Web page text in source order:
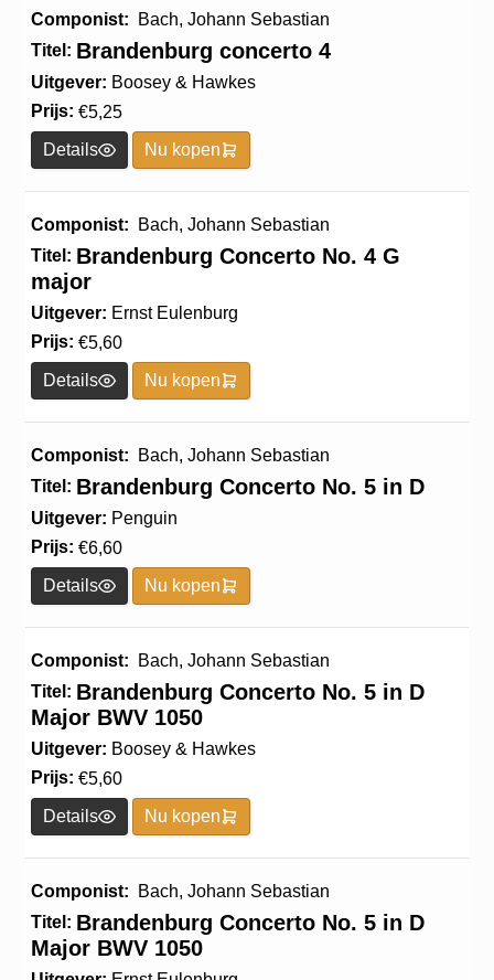
Componist:
Bach, Johann Sebastian
Titel: Brandenburg concerto 4
Uitgever: Boosey & Hawkes
Prijs: €5,25
Details
Nu kopen
Componist:
Bach, Johann Sebastian
Titel: Brandenburg Concerto No. 4 G
major
Uitgever: Ernst Eulenburg
Prijs: €5,60
Details
Nu kopen
Componist:
Bach, Johann Sebastian
Titel: Brandenburg Concerto No. 5 in D
Uitgever: Penguin
Prijs: €6,60
Details
Nu kopen
Componist:
Bach, Johann Sebastian
Titel: Brandenburg Concerto No. 5 in D
Major BWV 1050
Uitgever: Boosey & Hawkes
Prijs: €5,60
Details
Nu kopen
Componist:
Bach, Johann Sebastian
Titel: Brandenburg Concerto No. 5 in D
Major BWV 1050